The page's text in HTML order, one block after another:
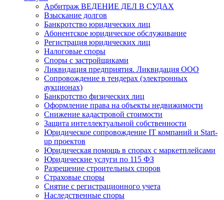
Арбитраж ВЕДЕНИЕ ДЕЛ В СУДАХ
Взыскание долгов
Банкротство юридических лиц
Абонентское юридическое обслуживание
Регистрация юридических лиц
Налоговые споры
Споры с застройщиками
Ликвидация предприятия. Ликвидация ООО
Сопровождение в тендерах (электронных
аукционах)
Банкротство физических лиц
Оформление права на объекты недвижимости
Снижение кадастровой стоимости
Защита интеллектуальной собственности
Юридическое сопровождение IT компаний и Start-
up проектов
Юридическая помощь в спорах с маркетплейсами
Юридические услуги по 115 ФЗ
Разрешение строительных споров
Страховые споры
Снятие с регистрационного учета
Наследственные споры